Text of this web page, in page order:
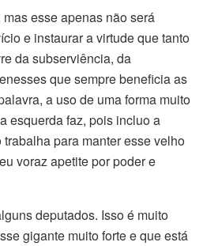
esse apenas não será
e instaurar a virtude que tanto
da subserviência, da
que sempre beneficia as
a uso de uma forma muito
esquerda faz, pois incluo a
para manter esse velho
voraz apetite por poder e
deputados. Isso é muito
gigante muito forte e que está